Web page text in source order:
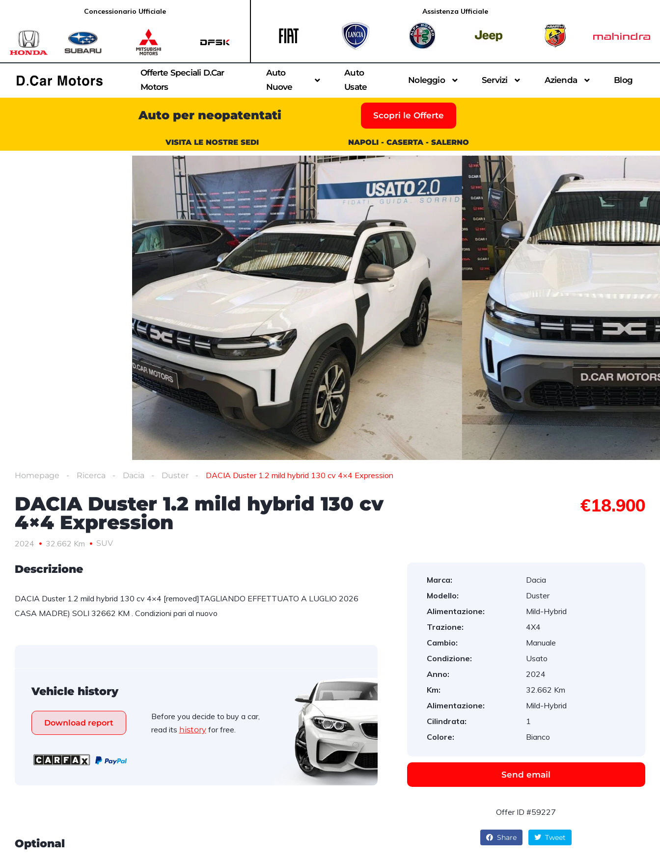
Concessionario Ufficiale Assistenza Ufficiale
Offerte Speciali D.Car
Motors
Auto
Nuove
Auto
Usate
Noleggio Servizi Azienda Blog
Auto per neopatentati Scopri le Offerte
VISITA LE NOSTRE SEDI NAPOLI - CASERTA - SALERNO
Homepage Ricerca Dacia Duster DACIA Duster 1.2 mild hybrid 130 cv 4×4 Expression
DACIA Duster 1.2 mild hybrid 130 cv
4×4 Expression
2024 32.662 Km SUV
€18.900
Descrizione
DACIA Duster 1.2 mild hybrid 130 cv 4×4 [removed]TAGLIANDO EFFETTUATO A LUGLIO 2026
CASA MADRE) SOLI 32662 KM . Condizioni pari al nuovo
Vehicle history
Download report
Before you decide to buy a car,
read its historyfor free.
Optional
Marca:
Dacia
Modello:
Duster
Alimentazione:
Mild-Hybrid
Trazione:
4X4
Cambio:
Manuale
Condizione:
Usato
Anno:
2024
Km:
32.662 Km
Alimentazione:
Mild-Hybrid
Cilindrata:
1
Colore:
Bianco
Send email
Offer ID #59227
Share Tweet